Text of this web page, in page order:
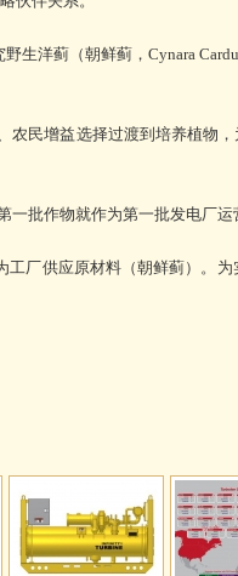
洋蓟（朝鲜蓟，Cynara
民增益选择过渡到培养植物，
批作物就作为第一批发电厂运
供应原材料（朝鲜蓟）。为